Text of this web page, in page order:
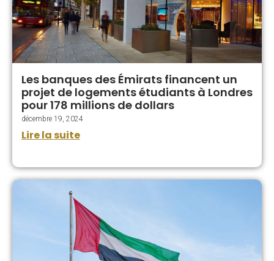
Les banques des Émirats financent un
projet de logements étudiants à Londres
pour 178 millions de dollars
décembre 19, 2024
Lire la suite